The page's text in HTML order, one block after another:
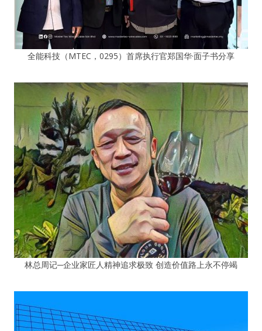
全能科技（MTEC，0295）首席执行官郑国华·面子书分享
林总周记─企业家匠人精神追求极致 创造价值路上永不停竭